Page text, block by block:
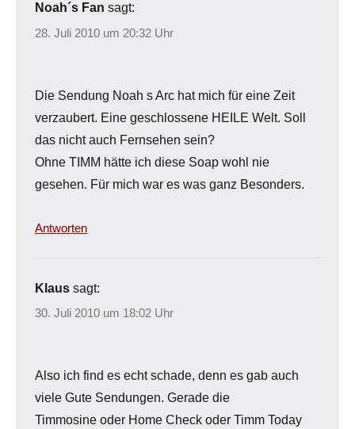
Noah´s Fan sagt:
28. Juli 2010 um 20:32 Uhr
Die Sendung Noah s Arc hat mich für eine Zeit
verzaubert. Eine geschlossene HEILE Welt. Soll
das nicht auch Fernsehen sein?
Ohne TIMM hätte ich diese Soap wohl nie
gesehen. Für mich war es was ganz Besonders.
Antworten
Klaus sagt:
30. Juli 2010 um 18:02 Uhr
Also ich find es echt schade, denn es gab auch
viele Gute Sendungen. Gerade die
Timmosine oder Home Check oder Timm Today